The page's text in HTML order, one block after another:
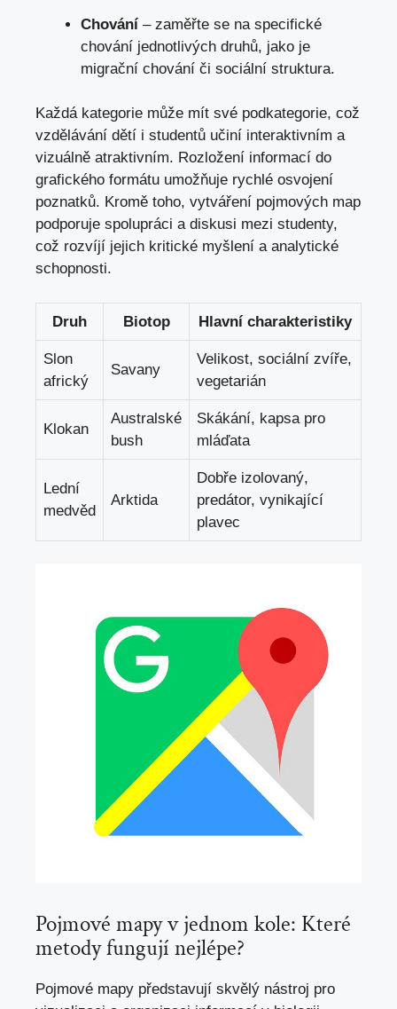
Chování – zaměřte se na specifické
chování jednotlivých druhů, jako je
migrační chování či sociální struktura.
Každá kategorie může mít své podkategorie, což
vzdělávání dětí i studentů učiní interaktivním a
vizuálně atraktivním. Rozložení informací do
grafického formátu umožňuje rychlé osvojení
poznatků. Kromě toho, vytváření pojmových map
podporuje spolupráci a diskusi mezi studenty,
což rozvíjí jejich kritické myšlení a analytické
schopnosti.
Druh Biotop Hlavní charakteristiky
Slon
africký
Savany
Velikost, sociální zvíře,
vegetarián
Klokan
Australské
bush
Skákání, kapsa pro
mláďata
Lední
medvěd
Arktida
Dobře izolovaný,
predátor, vynikající
plavec
Pojmové mapy v jednom kole: Které
metody fungují nejlépe?
Pojmové mapy představují skvělý nástroj pro